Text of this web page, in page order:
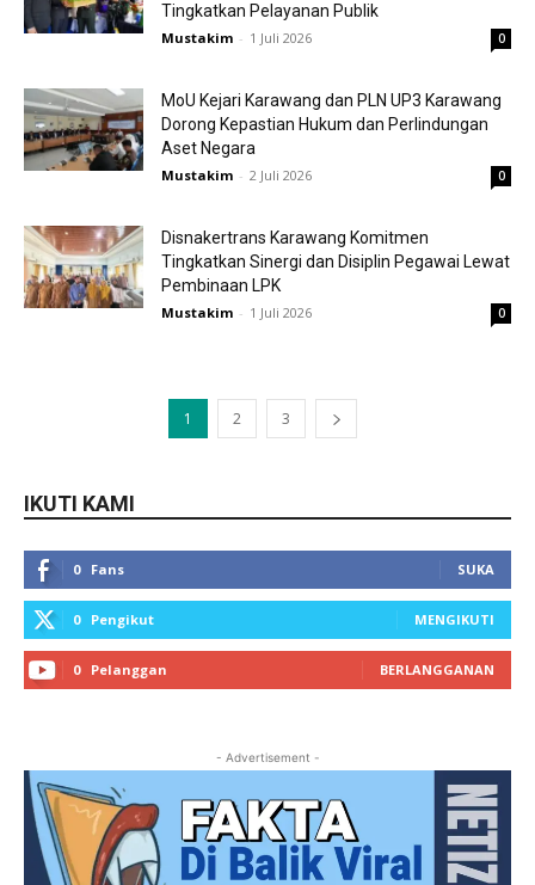
Tingkatkan Pelayanan Publik
Mustakim - 1 Juli 2026 0
MoU Kejari Karawang dan PLN UP3 Karawang
Dorong Kepastian Hukum dan Perlindungan
Aset Negara
Mustakim - 2 Juli 2026 0
Disnakertrans Karawang Komitmen
Tingkatkan Sinergi dan Disiplin Pegawai Lewat
Pembinaan LPK
Mustakim - 1 Juli 2026 0
1 2 3
IKUTI KAMI
0 Fans SUKA
0 Pengikut MENGIKUTI
0 Pelanggan BERLANGGANAN
- Advertisement -